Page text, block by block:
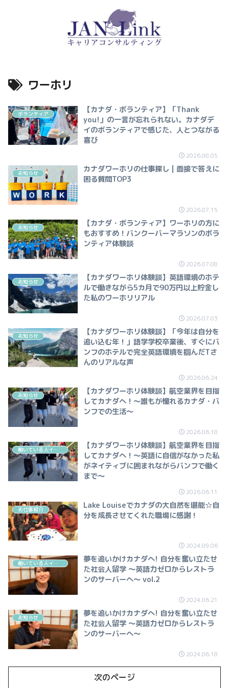
ワーホリ
ボランティア
【カナダ・ボランティア】「Thank
you!」の一言が忘れられない。カナダデ
イのボランティアで感じた、人とつながる
喜び
2026.08.05
お知らせ
カナダワーホリの仕事探し | 面接で答えに
困る質問TOP3
2026.07.15
お知らせ
【カナダ・ボランティア】ワーホリの方に
もおすすめ！バンクーバーマラソンのボラ
ンティア体験談
2026.07.08
お知らせ
【カナダワーホリ体験談】英語環境のホテ
ルで働きながら5カ月で90万円以上貯金し
た私のワーホリリアル
2026.07.03
お知らせ
【カナダワーホリ体験談】「今年は自分を
追い込む年！」語学学校卒業後、すぐにバ
ンフのホテルで完全英語環境を掴んだTさ
んのリアルな声
2026.06.24
お知らせ
【カナダワーホリ体験談】航空業界を目指
してカナダへ！～誰もが憧れるカナダ・バ
ンフでの生活～
2026.06.18
働いている人インタビュー（ホスピタリティ）
【カナダワーホリ体験談】航空業界を目指
してカナダへ！～英語に自信がなかった私
がネイティブに囲まれながらバンフで働く
まで～
2026.06.11
お仕事紹介
Lake Louiseでカナダの大自然を堪能☆自
分を成長させてくれた職場に感謝！
2024.09.06
働いている人インタビュー（飲食・カフェ）
夢を追いかけカナダへ! 自分を奮い立たせ
た社会人留学 ～英語力ゼロからレストラ
ンのサーバーへ～ vol.2
2024.06.21
お知らせ
夢を追いかけカナダへ! 自分を奮い立たせ
た社会人留学 ～英語力ゼロからレストラ
ンのサーバーへ～
2024.06.18
次のページ